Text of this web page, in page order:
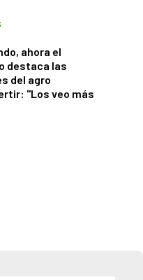
ahora el
destaca las
del agro
"Los veo más